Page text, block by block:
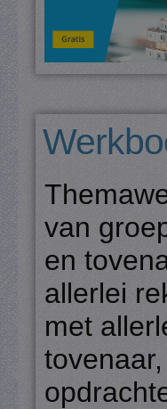
van
en
allerlei
met